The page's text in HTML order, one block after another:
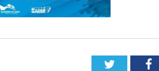
Twitter